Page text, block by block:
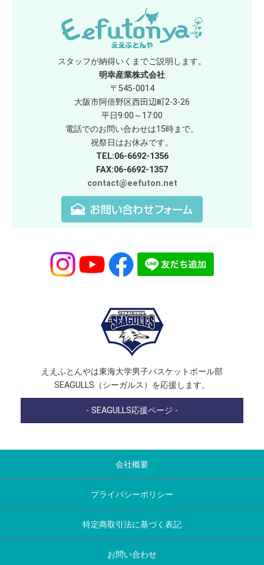
スタッフが納得いくまでご説明します。
明幸産業株式会社
〒545-0014
大阪市阿倍野区西田辺町2-3-26
平日9:00～17:00
電話でのお問い合わせは15時まで。
祝祭日はお休みです。
TEL:06-6692-1356
FAX:06-6692-1357
contact@eefuton.net
ええふとんやは東海大学男子バスケットボール部
SEAGULLS（シーガルス）を応援します。
- SEAGULLS応援ページ -
会社概要
プライバシーポリシー
特定商取引法に基づく表記
お問い合わせ